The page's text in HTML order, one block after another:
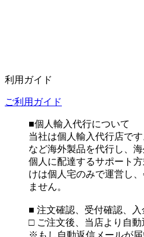
利用ガイド
ご利用ガイド
■個人輸入代行について
当社は個人輸入代行店で
など海外製品を代行し、
個人に配達するサポート
けは個人宅のみで運営し
ません。
■ 注文確認、受付確認、
□ ご注文後、当店より自動
※もし自動返信メールが